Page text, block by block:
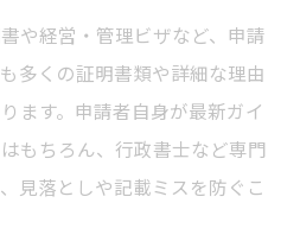
や経営・管理ビザなど、申請
多くの証明書類や詳細な理由
ます。申請者自身が最新ガイ
もちろん、行政書士など専門
見落としや記載ミスを防ぐこ